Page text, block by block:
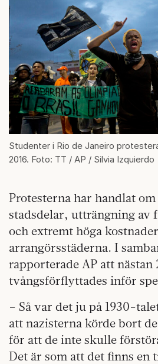
Studenter i Rio de Janeiro
2016. Foto: TT / AP / Silvia Izquierdo
Protesterna har handlat
stadsdelar, utträngning av
och extremt höga
arrangörsstäderna. I
rapporterade AP att
tvångsförflyttades inför
– Så var det ju på 1930-
att nazisterna körde bort
för att de inte skulle
Det är som att det finns en